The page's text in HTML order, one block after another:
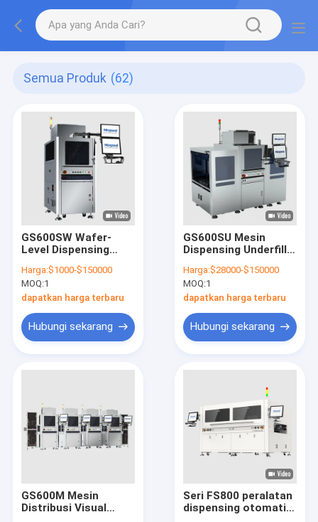
Semua Produk (62)
GS600SW Wafer-
Level Dispensing
Pertama WLP CUF
Aplikasi Untuk Wafer
Form Underfill
Harga:$1000-$150000
MOQ:1
dapatkan harga terbaru
Hubungi sekarang
GS600SU Mesin
Dispensing Underfill
Die Form Underfill Die
Form Underfill
Harga:$28000-$150000
MOQ:1
dapatkan harga terbaru
Hubungi sekarang
GS600M Mesin
Distribusi Visual
Seri FS800 peralatan
dispensing otomatis